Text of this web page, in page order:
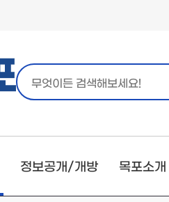
정보공개/개방 목포소개